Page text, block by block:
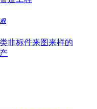
非标件来图来样的